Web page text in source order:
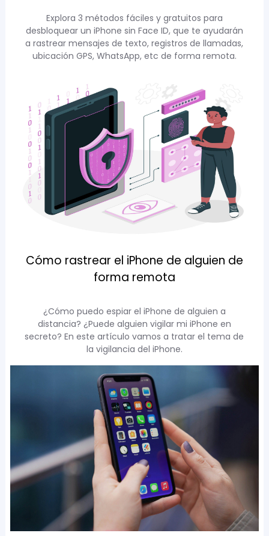
Explora 3 métodos fáciles y gratuitos para
desbloquear un iPhone sin Face ID, que te ayudarán
a rastrear mensajes de texto, registros de llamadas,
ubicación GPS, WhatsApp, etc de forma remota.
Cómo rastrear el iPhone de alguien de
forma remota
¿Cómo puedo espiar el iPhone de alguien a
distancia? ¿Puede alguien vigilar mi iPhone en
secreto? En este artículo vamos a tratar el tema de
la vigilancia del iPhone.